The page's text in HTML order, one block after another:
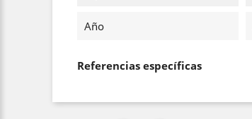
Año
Referencias específicas